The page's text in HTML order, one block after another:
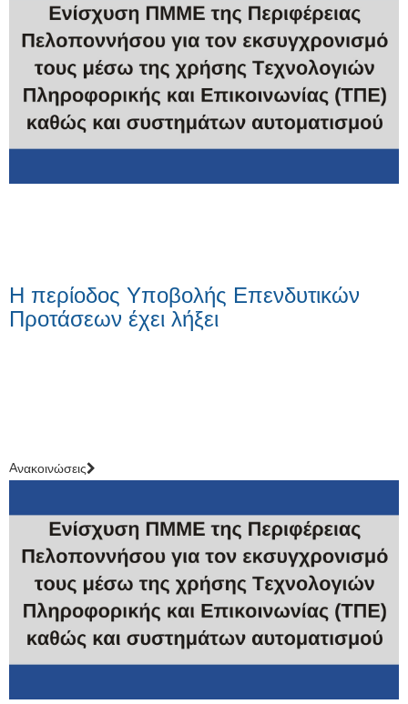
Η περίοδος Υποβολής Επενδυτικών
Προτάσεων έχει λήξει
Aνακοινώσεις